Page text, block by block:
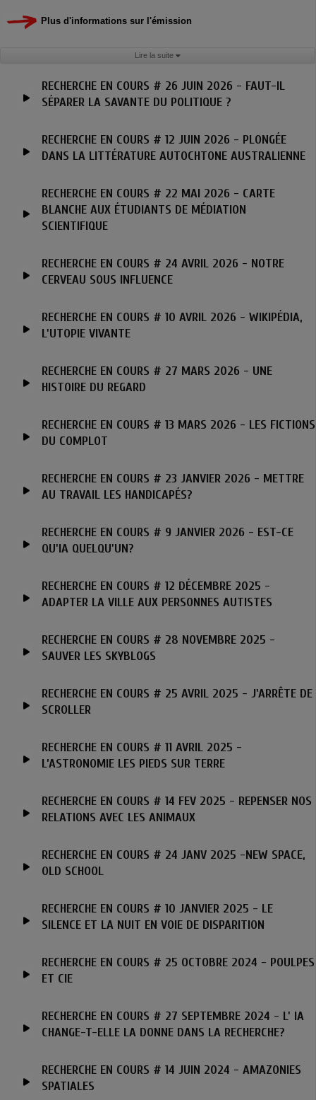
Plus d'informations sur l'émission
Lire la suite
RECHERCHE EN COURS # 26 JUIN 2026 - FAUT-IL
SÉPARER LA SAVANTE DU POLITIQUE ?
RECHERCHE EN COURS # 12 JUIN 2026 - PLONGÉE
DANS LA LITTÉRATURE AUTOCHTONE AUSTRALIENNE
RECHERCHE EN COURS # 22 MAI 2026 - CARTE
BLANCHE AUX ÉTUDIANTS DE MÉDIATION
SCIENTIFIQUE
RECHERCHE EN COURS # 24 AVRIL 2026 - NOTRE
CERVEAU SOUS INFLUENCE
RECHERCHE EN COURS # 10 AVRIL 2026 - WIKIPÉDIA,
L'UTOPIE VIVANTE
RECHERCHE EN COURS # 27 MARS 2026 - UNE
HISTOIRE DU REGARD
RECHERCHE EN COURS # 13 MARS 2026 - LES FICTIONS
DU COMPLOT
RECHERCHE EN COURS # 23 JANVIER 2026 - METTRE
AU TRAVAIL LES HANDICAPÉS?
RECHERCHE EN COURS # 9 JANVIER 2026 - EST-CE
QU'IA QUELQU'UN?
RECHERCHE EN COURS # 12 DÉCEMBRE 2025 -
ADAPTER LA VILLE AUX PERSONNES AUTISTES
RECHERCHE EN COURS # 28 NOVEMBRE 2025 -
SAUVER LES SKYBLOGS
RECHERCHE EN COURS # 25 AVRIL 2025 - J'ARRÊTE DE
SCROLLER
RECHERCHE EN COURS # 11 AVRIL 2025 -
L’ASTRONOMIE LES PIEDS SUR TERRE
RECHERCHE EN COURS # 14 FEV 2025 - REPENSER NOS
RELATIONS AVEC LES ANIMAUX
RECHERCHE EN COURS # 24 JANV 2025 -NEW SPACE,
OLD SCHOOL
RECHERCHE EN COURS # 10 JANVIER 2025 - LE
SILENCE ET LA NUIT EN VOIE DE DISPARITION
RECHERCHE EN COURS # 25 OCTOBRE 2024 - POULPES
ET CIE
RECHERCHE EN COURS # 27 SEPTEMBRE 2024 - L' IA
CHANGE-T-ELLE LA DONNE DANS LA RECHERCHE?
RECHERCHE EN COURS # 14 JUIN 2024 - AMAZONIES
SPATIALES